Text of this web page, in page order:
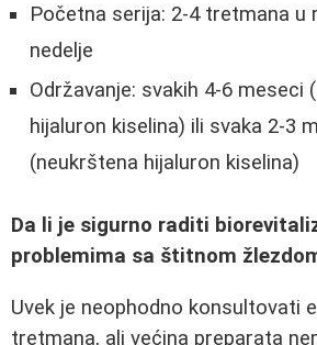
Početna serija: 2-4 tretmana u
nedelje
Održavanje: svakih 4-6 meseci
hijaluron kiselina) ili svaka 2-3
(neukrštena hijaluron kiselina)
Da li je sigurno raditi
problemima sa štitnom
Uvek je neophodno konsultovati
tretmana, ali većina preparata